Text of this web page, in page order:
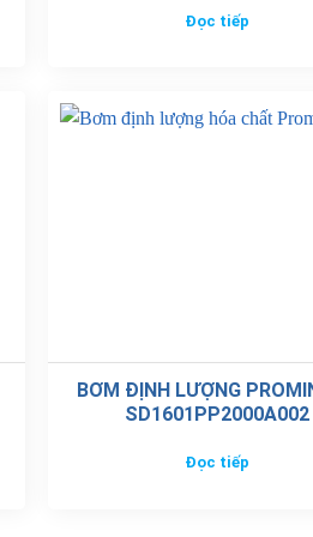
Đọc tiếp
BƠM ĐỊNH LƯỢNG
SD1601PP2000A002
Đọc tiếp